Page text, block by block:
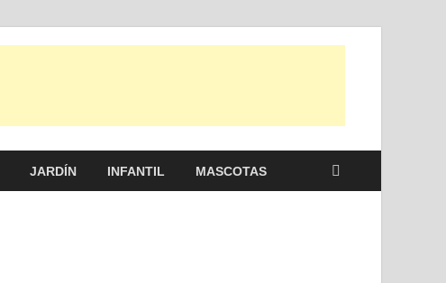
JARDÍN INFANTIL MASCOTAS